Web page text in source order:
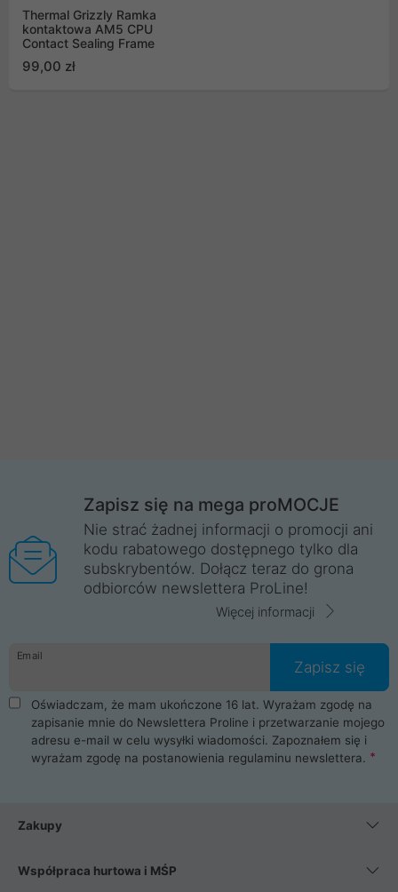
Thermal Grizzly Ramka
kontaktowa AM5 CPU
Contact Sealing Frame
99,00 zł
Zapisz się na mega proMOCJE
Nie strać żadnej informacji o promocji ani
kodu rabatowego dostępnego tylko dla
subskrybentów. Dołącz teraz do grona
odbiorców newslettera ProLine!
Więcej informacji
Email
Zapisz się
Oświadczam, że mam ukończone 16 lat. Wyrażam zgodę na
zapisanie mnie do Newslettera Proline i przetwarzanie mojego
adresu e-mail w celu wysyłki wiadomości. Zapoznałem się i
wyrażam zgodę na postanowienia regulaminu newslettera.
Zakupy
Współpraca hurtowa i MŚP